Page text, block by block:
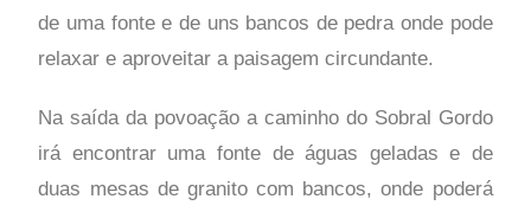
de uma fonte e de uns bancos de pedra onde pode
relaxar e aproveitar a paisagem circundante.
Na saída da povoação a caminho do Sobral Gordo
irá encontrar uma fonte de águas geladas e de
duas mesas de granito com bancos, onde poderá